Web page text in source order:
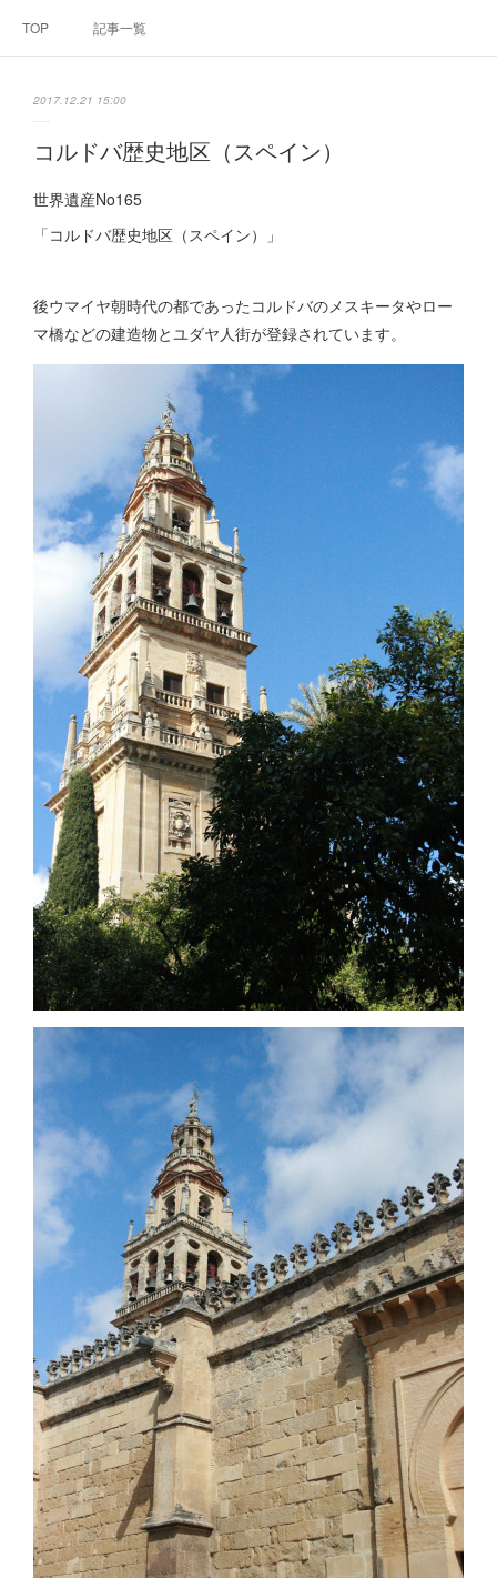
TOP 記事一覧
2017.12.21 15:00
コルドバ歴史地区（スペイン）
世界遺産No165
「コルドバ歴史地区（スペイン）」
後ウマイヤ朝時代の都であったコルドバのメスキータやロー
マ橋などの建造物とユダヤ人街が登録されています。